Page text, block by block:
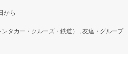
から
タカー・クルーズ・鉄道） , 友達・グループ